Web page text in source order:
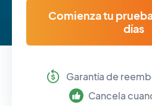
Comienza tu
días
Garantía de
Cancela